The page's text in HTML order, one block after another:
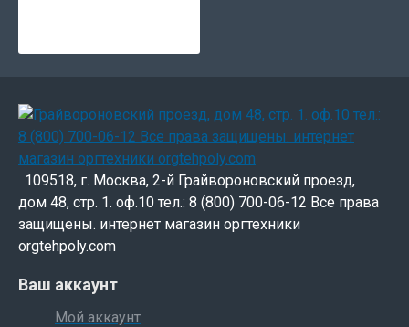
109518, г. Москва, 2-й Грайвороновский проезд,
дом 48, стр. 1. оф.10 тел.: 8 (800) 700-06-12 Все права
защищены. интернет магазин оргтехники
orgtehpoly.com
Ваш аккаунт
Мой аккаунт